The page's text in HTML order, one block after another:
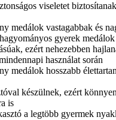
viseletet
medálok vastagabbak és
gyerek medálok
ezért nehezebben
használat során
medálok hosszabb
készülnek, ezért
is
a legtöbb gyermek